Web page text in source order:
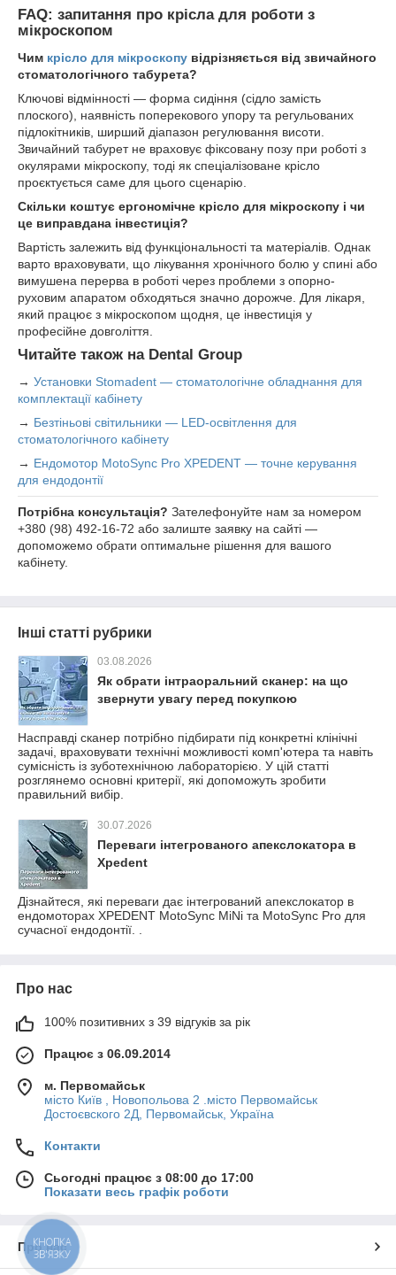
FAQ: запитання про крісла для роботи з
мікроскопом
Чим крісло для мікроскопу відрізняється від звичайного
стоматологічного табурета?
Ключові відмінності — форма сидіння (сідло замість
плоского), наявність поперекового упору та регульованих
підлокітників, ширший діапазон регулювання висоти.
Звичайний табурет не враховує фіксовану позу при роботі з
окулярами мікроскопу, тоді як спеціалізоване крісло
проєктується саме для цього сценарію.
Скільки коштує ергономічне крісло для мікроскопу і чи
це виправдана інвестиція?
Вартість залежить від функціональності та матеріалів. Однак
варто враховувати, що лікування хронічного болю у спині або
вимушена перерва в роботі через проблеми з опорно-
руховим апаратом обходяться значно дорожче. Для лікаря,
який працює з мікроскопом щодня, це інвестиція у
професійне довголіття.
Читайте також на Dental Group
→ Установки Stomadent — стоматологічне обладнання для
комплектації кабінету
→ Безтіньові світильники — LED-освітлення для
стоматологічного кабінету
→ Ендомотор MotoSync Pro XPEDENT — точне керування
для ендодонтії
Потрібна консультація? Зателефонуйте нам за номером
+380 (98) 492-16-72 або залиште заявку на сайті —
допоможемо обрати оптимальне рішення для вашого
кабінету.
Інші статті рубрики
03.08.2026
Як обрати інтраоральний сканер: на що
звернути увагу перед покупкою
Насправді сканер потрібно підбирати під конкретні клінічні
задачі, враховувати технічні можливості комп'ютера та навіть
сумісність із зуботехнічною лабораторією. У цій статті
розглянемо основні критерії, які допоможуть зробити
правильний вибір.
30.07.2026
Переваги інтегрованого апекслокатора в
Xpedent
Дізнайтеся, які переваги дає інтегрований апекслокатор в
ендомоторах XPEDENT MotoSync MiNi та MotoSync Pro для
сучасної ендодонтії. .
Про нас
100% позитивних з 39 відгуків за рік
Працює з 06.09.2014
м. Первомайськ
місто Київ , Новопольова 2 .місто Первомайськ
Достоєвского 2Д, Первомайськ, Україна
Контакти
Сьогодні працює з 08:00 до 17:00
Показати весь графік роботи
Про нас
КНОПКА
ЗВ'ЯЗКУ